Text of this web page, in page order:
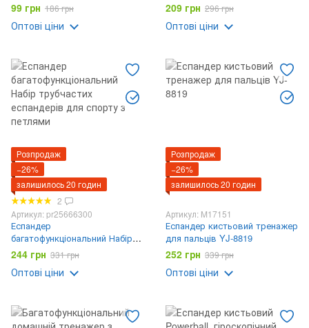
99 грн 186 грн
Оптові ціни
209 грн 296 грн
Оптові ціни
Розпродаж
−26%
залишилось 20 годин
2
Артикул: pr25666300
Еспандер
багатофункціональний Набір
трубчастих еспандерів для
спорту з петлями
244 грн 331 грн
Оптові ціни
Розпродаж
−26%
залишилось 20 годин
Артикул: M17151
Еспандер кистьовий тренажер
для пальців YJ-8819
252 грн 339 грн
Оптові ціни